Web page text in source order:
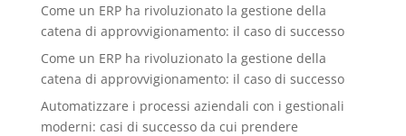
Come un ERP ha rivoluzionato la gestione della
catena di approvvigionamento: il caso di successo
Come un ERP ha rivoluzionato la gestione della
catena di approvvigionamento: il caso di successo
Automatizzare i processi aziendali con i gestionali
moderni: casi di successo da cui prendere